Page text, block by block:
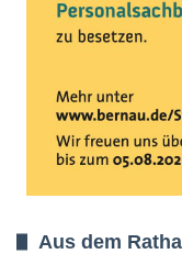
Aus dem